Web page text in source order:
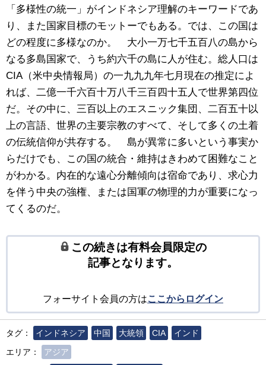
「多様性の統一」がインドネシア理解のキーワードであ
り、また国家目標のモットーでもある。では、この国は
どの程度に多様なのか。 大小一万七千五百八の島から
なる多島国家で、うち約六千の島に人が住む。総人口は
CIA（米中央情報局）の一九九九年七月現在の推定によ
れば、二億一千六百十万八千三百四十五人で世界第四位
だ。その中に、三百以上のエスニック集団、二百五十以
上の言語、世界の主要宗教のすべて、そして多くの土着
の伝統信仰が共存する。 島が異常に多いという事実か
らだけでも、この国の統合・維持はきわめて困難なこと
がわかる。内在的な遠心分離傾向は宿命であり、求心力
を伴う中央の強権、または国軍の物理的力が重要になっ
てくるのだ。
この続きは有料会員限定の
記事となります。
フォーサイト会員の方はここからログイン
タグ： インドネシア 中国 大統領 CIA
インド
エリア：
アジア